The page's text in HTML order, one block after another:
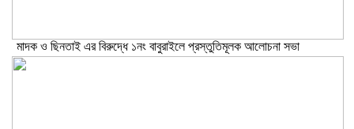
মাদক ও ছিনতাই এর বিরুদ্ধে ১নং বাবুরাইলে প্রস্তুতিমূলক আলোচনা সভা